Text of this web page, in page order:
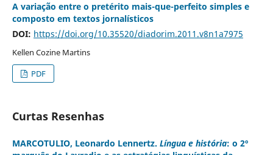
A variação entre o pretérito mais-que-perfeito simples e
composto em textos jornalísticos
DOI: https://doi.org/10.35520/diadorim.2011.v8n1a7975
Kellen Cozine Martins
PDF
Curtas Resenhas
MARCOTULIO, Leonardo Lennertz. Língua e história: o 2º